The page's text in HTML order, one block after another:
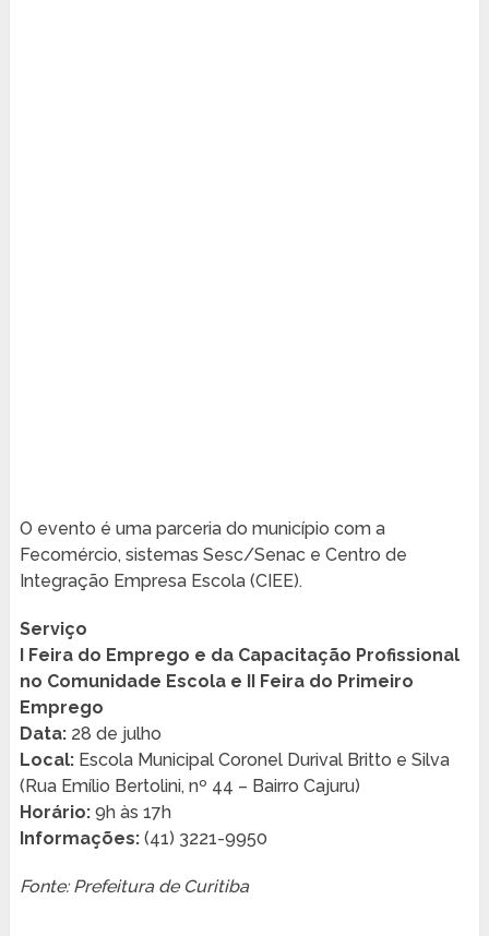
O evento é uma parceria do município com a
Fecomércio, sistemas Sesc/Senac e Centro de
Integração Empresa Escola (CIEE).
Serviço
I Feira do Emprego e da Capacitação Profissional
no Comunidade Escola e II Feira do Primeiro
Emprego
Data: 28 de julho
Local:Escola Municipal Coronel Durival Britto e Silva
(Rua Emílio Bertolini, nº 44 – Bairro Cajuru)
Horário:9h às 17h
Informações:(41) 3221-9950
Fonte: Prefeitura de Curitiba